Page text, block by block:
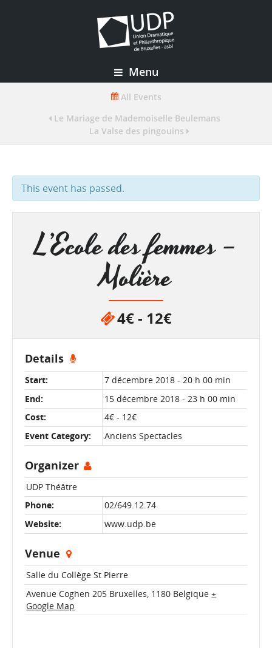
Menu
All Events
Le Mariage de Mademoiselle Beulemans
La Valse des pingouins
This event has passed.
L’Ecole des femmes –
Molière
4€ - 12€
Details
Start:
7 décembre 2018 - 20 h 00 min
End:
15 décembre 2018 - 23 h 00 min
Cost:
4€ - 12€
Event Category:
Anciens Spectacles
Organizer
UDP Théâtre
Phone:
02/649.12.74
Website:
www.udp.be
Venue
Salle du Collège St Pierre
Avenue Coghen 205 Bruxelles 1180 Belgique +
Google Map